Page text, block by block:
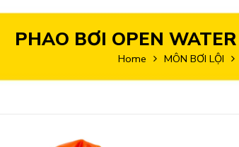
PHAO BƠI OPEN
Home MÔN BƠI LỘI